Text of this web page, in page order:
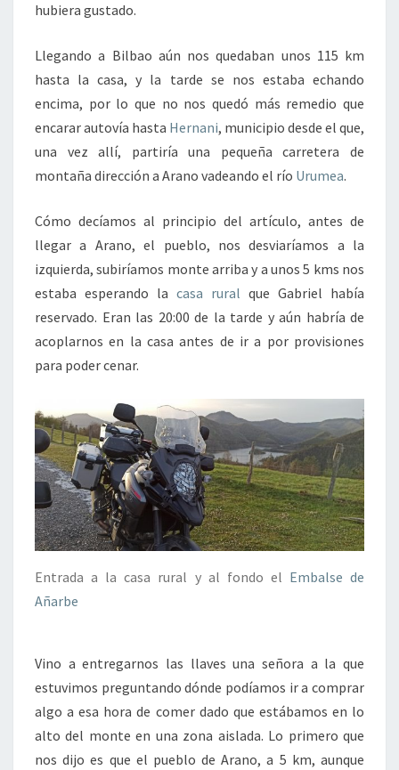
hubiera gustado.
Llegando a Bilbao aún nos quedaban unos 115 km
hasta la casa, y la tarde se nos estaba echando
encima, por lo que no nos quedó más remedio que
encarar autovía hasta Hernani, municipio desde el que,
una vez allí, partiría una pequeña carretera de
montaña dirección a Arano vadeando el río Urumea.
Cómo decíamos al principio del artículo, antes de
llegar a Arano, el pueblo, nos desviaríamos a la
izquierda, subiríamos monte arriba y a unos 5 kms nos
estaba esperando la casa rural que Gabriel había
reservado. Eran las 20:00 de la tarde y aún habría de
acoplarnos en la casa antes de ir a por provisiones
para poder cenar.
Entrada a la casa rural y al fondo el Embalse de
Añarbe
Vino a entregarnos las llaves una señora a la que
estuvimos preguntando dónde podíamos ir a comprar
algo a esa hora de comer dado que estábamos en lo
alto del monte en una zona aislada. Lo primero que
nos dijo es que el pueblo de Arano, a 5 km, aunque